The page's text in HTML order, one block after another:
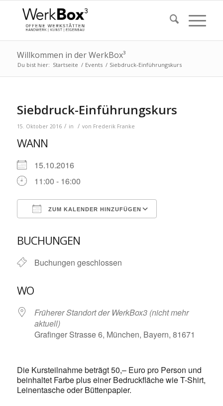
Willkommen in der WerkBox³
Du bist hier: Startseite / Events / Siebdruck-Einführungskurs
Siebdruck-Einführungskurs
15. Oktober 2016 / in / von Frederik Franke
WANN
15.10.2016
11:00 - 16:00
ZUM KALENDER HINZUFÜGEN
BUCHUNGEN
Buchungen geschlossen
WO
Früherer Standort der WerkBox3 (nicht mehr
aktuell)
Grafinger Strasse 6, München, Bayern, 81671
Die Kursteilnahme beträgt 50,– Euro pro Person und
beinhaltet Farbe plus einer Bedruckfläche wie T-Shirt,
Leinentasche oder Büttenpapier.